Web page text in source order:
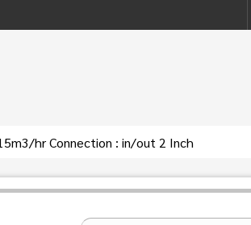
hr Connection : in/out 2 Inch